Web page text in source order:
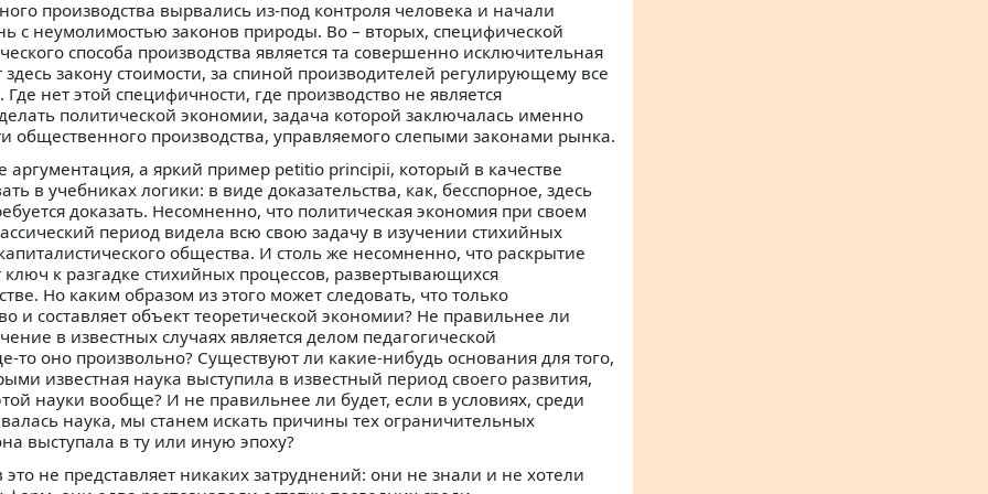
производства вырвались из-под контроля человека и начали
с неумолимостью законов природы. Во – вторых, специфической
способа производства является та совершенно исключительная
закону стоимости, за спиной производителей регулирующему все
нет этой специфичности, где производство не является
политической экономии, задача которой заключалась именно
общественного производства, управляемого слепыми законами рынка.
аргументация, а яркий пример petitio principii, который в качестве
в учебниках логики: в виде доказательства, как, бесспорное, здесь
доказать. Несомненно, что политическая экономия при своем
период видела всю свою задачу в изучении стихийных
общества. И столь же несомненно, что раскрытие
к разгадке стихийных процессов, развертывающихся
Но каким образом из этого может следовать, что только
и составляет объект теоретической экономии? Не правильнее ли
в известных случаях является делом педагогической
то оно произвольно? Существуют ли какие-нибудь основания для того,
известная наука выступила в известный период своего развития,
науки вообще? И не правильнее ли будет, если в условиях, среди
наука, мы станем искать причины тех ограничительных
выступала в ту или иную эпоху?
не представляет никаких затруднений: они не знали и не хотели